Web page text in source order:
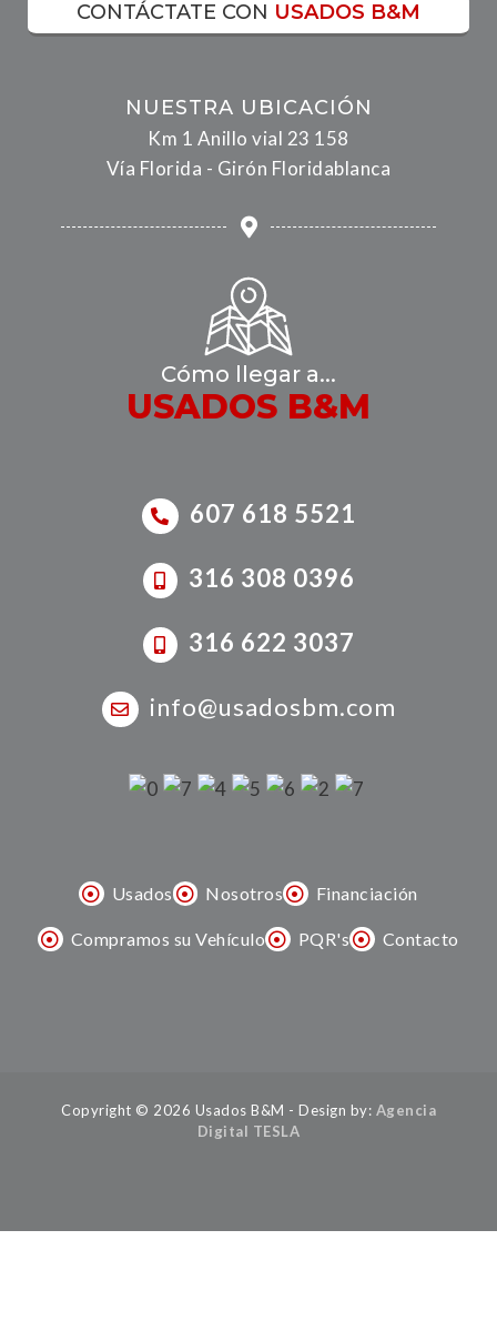
CONTÁCTATE CON USADOS B&M
NUESTRA UBICACIÓN
Km 1 Anillo vial 23 158
Vía Florida - Girón Floridablanca
Cómo llegar a...
USADOS B&M
607 618 5521
316 308 0396
316 622 3037
info@usadosbm.com
Usados Nosotros Financiación
Compramos su Vehículo PQR's Contacto
Copyright © 2026 Usados B&M - Design by: Agencia
Digital TESLA